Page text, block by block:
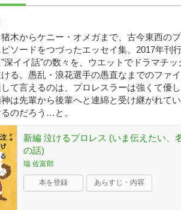
木からケニー・オメガまで、古今東西の
ソードをつづったエッセイ集。2017年刊
深イイ話"の数々を、ウエットでドラマチッ
る。愚乱・浪花選手の愚直なまでのファ
て言えるのは、プロレスラーは強くて優
は先輩から後輩へと連綿と受け継がれて
のだろう…と。
新編 泣けるプロレス (いま伝えたい、
の話)
瑞 佐富郎
本を登録 あらすじ・内容